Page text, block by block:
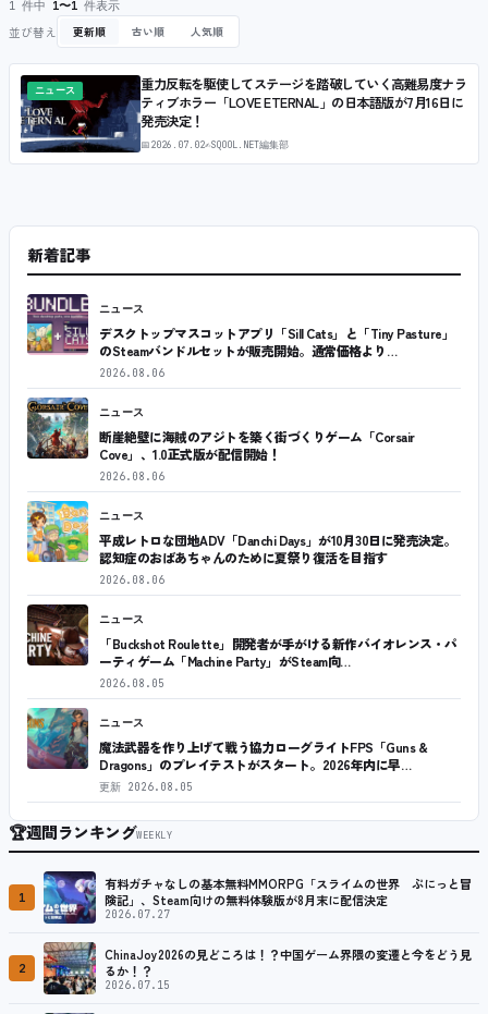
1 件中 1〜1 件表示
並び替え 更新順 古い順 人気順
ニュース
重力反転を駆使してステージを踏破していく高難易度ナラ
ティブホラー「LOVE ETERNAL」の日本語版が7月16日に
発売決定！
📅2026.07.02✍SQOOL.NET編集部
新着記事
ニュース
デスクトップマスコットアプリ「Sill Cats」と「Tiny Pasture」
のSteamバンドルセットが販売開始。通常価格より…
2026.08.06
ニュース
断崖絶壁に海賊のアジトを築く街づくりゲーム「Corsair
Cove」、1.0正式版が配信開始！
2026.08.06
ニュース
平成レトロな団地ADV「Danchi Days」が10月30日に発売決定。
認知症のおばあちゃんのために夏祭り復活を目指す
2026.08.06
ニュース
「Buckshot Roulette」開発者が手がける新作バイオレンス・パ
ーティゲーム「Machine Party」がSteam向…
2026.08.05
ニュース
魔法武器を作り上げて戦う協力ローグライトFPS「Guns &
Dragons」のプレイテストがスタート。2026年内に早…
更新 2026.08.05
🏆週間ランキングWEEKLY
1
有料ガチャなしの基本無料MMORPG「スライムの世界 ぷにっと冒
険記」、Steam向けの無料体験版が8月末に配信決定
2026.07.27
2
ChinaJoy2026の見どころは！？中国ゲーム界隈の変遷と今をどう見
るか！？
2026.07.15